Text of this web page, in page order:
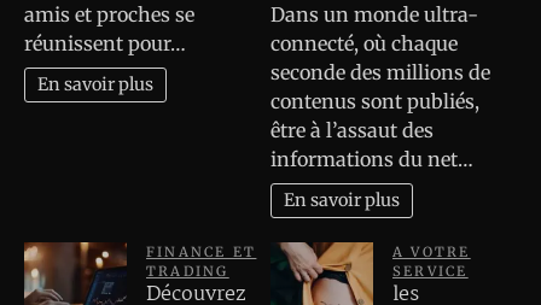
amis et proches se
réunissent pour…
En savoir plus
Dans un monde ultra-
connecté, où chaque
seconde des millions de
contenus sont publiés,
être à l’assaut des
informations du net…
En savoir plus
FINANCE ET
TRADING
Découvrez
A VOTRE
SERVICE
les